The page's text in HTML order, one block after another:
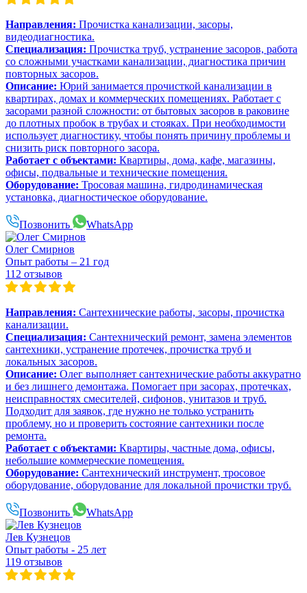
Направления: Прочистка канализации, засоры,
видеодиагностика.
Специализация: Прочистка труб, устранение засоров, работа
со сложными участками канализации, диагностика причин
повторных засоров.
Описание: Юрий занимается прочисткой канализации в
квартирах, домах и коммерческих помещениях. Работает с
засорами разной сложности: от бытовых засоров в раковине
до плотных пробок в трубах и стояках. При необходимости
использует диагностику, чтобы понять причину проблемы и
снизить риск повторного засора.
Работает с объектами: Квартиры, дома, кафе, магазины,
офисы, подвальные и технические помещения.
Оборудование: Тросовая машина, гидродинамическая
установка, диагностическое оборудование.
Позвонить WhatsApp
Олег Смирнов
Опыт работы – 21 год
112 отзывов
Направления: Сантехнические работы, засоры, прочистка
канализации.
Специализация: Сантехнический ремонт, замена элементов
сантехники, устранение протечек, прочистка труб и
локальных засоров.
Описание: Олег выполняет сантехнические работы аккуратно
и без лишнего демонтажа. Помогает при засорах, протечках,
неисправностях смесителей, сифонов, унитазов и труб.
Подходит для заявок, где нужно не только устранить
проблему, но и проверить состояние сантехники после
ремонта.
Работает с объектами: Квартиры, частные дома, офисы,
небольшие коммерческие помещения.
Оборудование: Сантехнический инструмент, тросовое
оборудование, оборудование для локальной прочистки труб.
Позвонить WhatsApp
Лев Кузнецов
Опыт работы - 25 лет
119 отзывов